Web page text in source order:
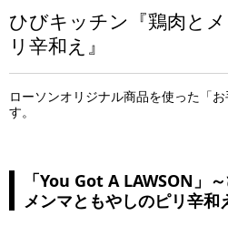
ひびキッチン『鶏肉と
リ辛和え』
ローソンオリジナル商品を使った「
す。
「You Got A LAWSON」
メンマともやしのピリ辛和